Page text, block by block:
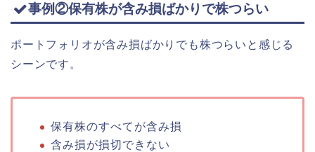
事例②保有株が含み損ばかりで株つらい
ポートフォリオが含み損ばかりでも株つらいと感じる
シーンです。
保有株のすべてが含み損
含み損が損切できない